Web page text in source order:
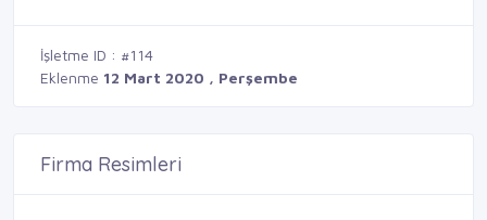
İşletme ID : #114
Eklenme 12 Mart 2020 , Perşembe
Firma Resimleri